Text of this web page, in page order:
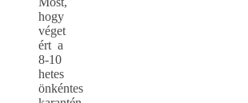
hogy
véget
ért a
8-10
hetes
önkéntes